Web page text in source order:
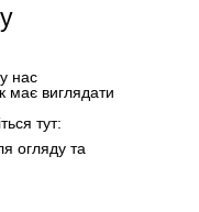
нас
має виглядати
тут:
огляду та